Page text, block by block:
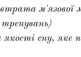
м'язової
якості сну, яке